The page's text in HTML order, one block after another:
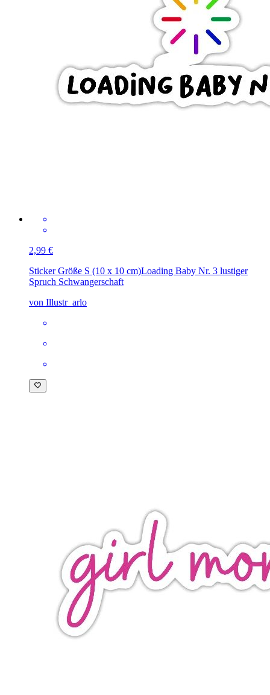
2,99 €
Sticker Größe S (10 x 10 cm)Loading Baby Nr. 3 lustiger
Spruch Schwangerschaft
von Illustr_arlo